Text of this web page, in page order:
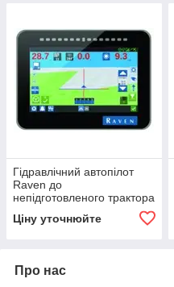
Гідравлічний автопілот
Raven до
непідготовленого трактора
монітор CR7, контролер
Ціну уточнюйте
Про нас